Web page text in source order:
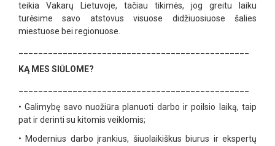
teikia Vakarų Lietuvoje, tačiau tikimės, jog greitu laiku
turėsime savo atstovus visuose didžiuosiuose šalies
miestuose bei regionuose.
KĄ MES SIŪLOME?
• Galimybę savo nuožiūra planuoti darbo ir poilsio laiką, taip
pat ir derinti su kitomis veiklomis;
• Modernius darbo įrankius, šiuolaikiškus biurus ir ekspertų